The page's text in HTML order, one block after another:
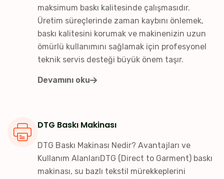
maksimum baskı kalitesinde çalışmasıdır.
Üretim süreçlerinde zaman kaybını önlemek,
baskı kalitesini korumak ve makinenizin uzun
ömürlü kullanımını sağlamak için profesyonel
teknik servis desteği büyük önem taşır.
Devamını oku
DTG Baskı Makinası
DTG Baskı Makinası Nedir? Avantajları ve
Kullanım AlanlarıDTG (Direct to Garment) baskı
makinası, su bazlı tekstil mürekkeplerini